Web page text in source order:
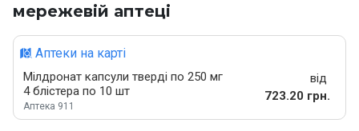
мережевій аптеці
Аптеки на карті
Мілдронат капсули тверді по 250 мг
4 блістера по 10 шт
Аптека 911
від
723.20 грн.